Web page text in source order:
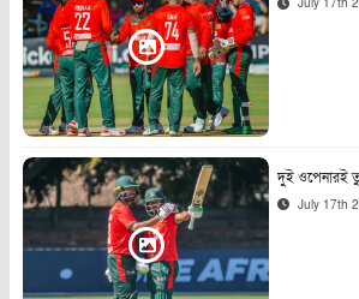
July 17th
দুই ওপেনারই
July 17th